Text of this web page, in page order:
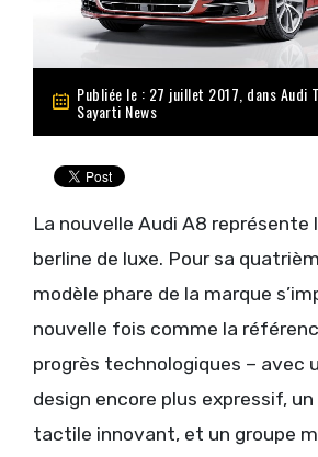
Publiée le : 27 juillet 2017, dansAudi
Sayarti News
La nouvelle Audi A8 représente
berline de luxe. Pour sa
modèle phare de la marque
nouvelle fois comme la
progrès technologiques – avec
design encore plus expressif,
tactile innovant, et un groupe